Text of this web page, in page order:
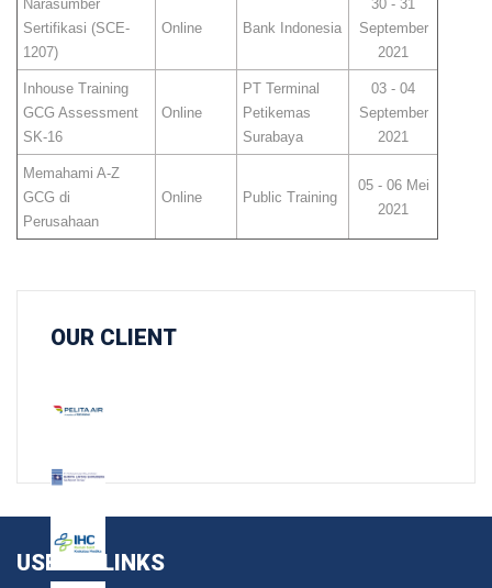
Narasumber
Sertifikasi (SCE-
1207)
Online Bank Indonesia
30 - 31
September
2021
Inhouse Training
GCG Assessment
SK-16
Online
PT Terminal
Petikemas
Surabaya
03 - 04
September
2021
Memahami A-Z
GCG di
Perusahaan
Online Public Training
05 - 06 Mei
2021
OUR CLIENT
USEFUL LINKS